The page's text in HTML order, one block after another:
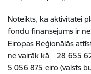
Noteikts, ka aktivitātei
fondu finansējums ir
Eiropas Reģionālās
ne vairāk kā – 28 655
5 056 875 eiro (valsts